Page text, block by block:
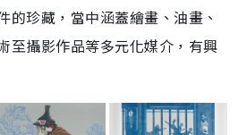
的珍藏，當中涵蓋繪畫、油畫、
至攝影作品等多元化媒介，有興